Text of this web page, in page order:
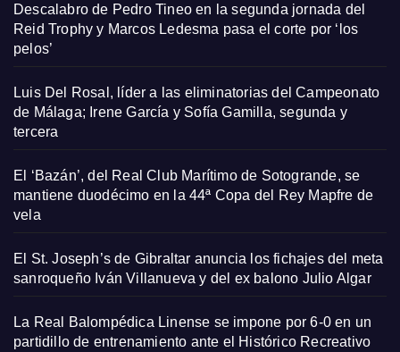
Descalabro de Pedro Tineo en la segunda jornada del
Reid Trophy y Marcos Ledesma pasa el corte por ‘los
pelos’
Luis Del Rosal, líder a las eliminatorias del Campeonato
de Málaga; Irene García y Sofía Gamilla, segunda y
tercera
El ‘Bazán’, del Real Club Marítimo de Sotogrande, se
mantiene duodécimo en la 44ª Copa del Rey Mapfre de
vela
El St. Joseph’s de Gibraltar anuncia los fichajes del meta
sanroqueño Iván Villanueva y del ex balono Julio Algar
La Real Balompédica Linense se impone por 6-0 en un
partidillo de entrenamiento ante el Histórico Recreativo